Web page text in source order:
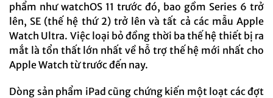
phẩm như watchOS 11 trước đó, bao gồm Series 6 trở
lên, SE (thế hệ thứ 2) trở lên và tất cả các mẫu Apple
Watch Ultra. Việc loại bỏ đồng thời ba thế hệ thiết bị ra
mắt là tổn thất lớn nhất về hỗ trợ thế hệ mới nhất cho
Apple Watch từ trước đến nay.
Dòng sản phẩm iPad cũng chứng kiến ​​một loạt các đợt